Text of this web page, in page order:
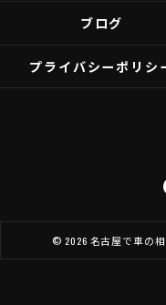
ブログ
プライバシーポリシ
© 2026 名古屋で車の相談